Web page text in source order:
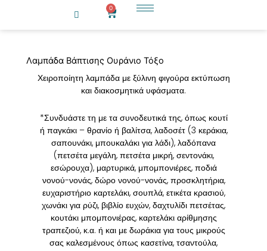
0
Cart
Λαμπάδα Βάπτισης Ουράνιο Τόξο
Χειροποίητη λαμπάδα με ξύλινη φιγούρα εκτύπωση
και διακοσμητικά υφάσματα.
*Συνδυάστε τη με τα συνοδευτικά της, όπως κουτί
ή παγκάκι – θρανίο ή βαλίτσα, λαδοσέτ (3 κεράκια,
σαπουνάκι, μπουκαλάκι για λάδι), λαδόπανα
(πετσέτα μεγάλη, πετσέτα μικρή, σεντονάκι,
εσώρουχα), μαρτυρικά, μπομπονιέρες, ποδιά
νονού-νονάς, δώρο νονού-νονάς, προσκλητήρια,
ευχαριστήριο καρτελάκι, σουπλά, ετικέτα κρασιού,
χωνάκι για ρύζι, βιβλίο ευχών, δαχτυλίδι πετσέτας,
κουτάκι μπομπονιέρας, καρτελάκι αρίθμησης
τραπεζιού, κ.α. ή και με δωράκια για τους μικρούς
σας καλεσμένους όπως κασετίνα, τσαντούλα,